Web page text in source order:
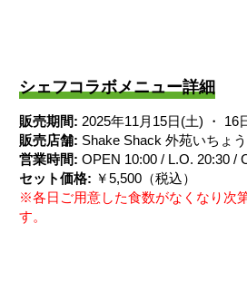
シェフコラボメニュー詳細
販売期間: 2025年11月15日(土) ・ 16
販売店舗: Shake Shack 外苑いちょ
営業時間: OPEN 10:00 / L.O. 20:30 /
セット価格: ￥5,500（税込）
※各日ご用意した食数がなくなり次
す。